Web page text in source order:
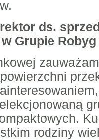
ds.
Grupie Robyg
rodziny